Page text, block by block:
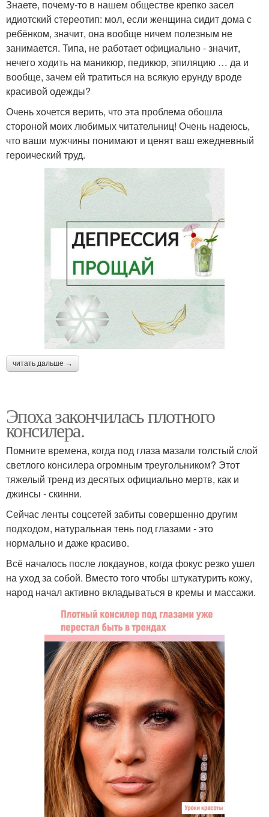
Знаете, почему-то в нашем обществе крепко засел
идиотский стереотип: мол, если женщина сидит дома с
ребёнком, значит, она вообще ничем полезным не
занимается. Типа, не работает официально - значит,
нечего ходить на маникюр, педикюр, эпиляцию … да и
вообще, зачем ей тратиться на всякую ерунду вроде
красивой одежды?
Очень хочется верить, что эта проблема обошла
стороной моих любимых читательниц! Очень надеюсь,
что ваши мужчины понимают и ценят ваш ежедневный
героический труд.
читать дальше →
Эпоха закончилась плотного
консилера.
Помните времена, когда под глаза мазали толстый слой
светлого консилера огромным треугольником? Этот
тяжелый тренд из десятых официально мертв, как и
джинсы - скинни.
Сейчас ленты соцсетей забиты совершенно другим
подходом, натуральная тень под глазами - это
нормально и даже красиво.
Всё началось после локдаунов, когда фокус резко ушел
на уход за собой. Вместо того чтобы штукатурить кожу,
народ начал активно вкладываться в кремы и массажи.